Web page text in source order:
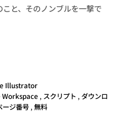
と、そのノンブルを一撃で
Illustrator
Workspace , スクリプト , ダウンロ
ージ番号 , 無料